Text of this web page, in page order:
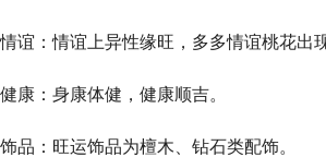
情谊：情谊上异性缘旺，多多情谊桃花出现
健康：身康体健，健康顺吉。
饰品：旺运饰品为檀木、钻石类配饰。